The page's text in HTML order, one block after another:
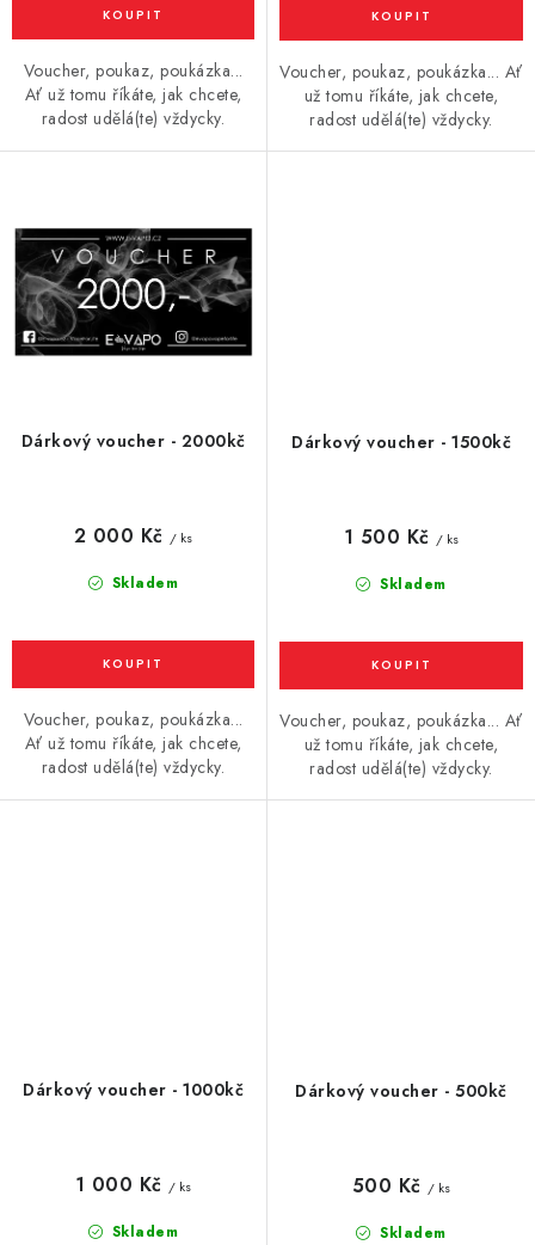
Kontakty
Prodejny Volná místa
Voucher, poukaz, poukázka...
Ať už tomu říkáte, jak chcete,
radost udělá(te) vždycky.
Voucher, poukaz, poukázka... Ať
už tomu říkáte, jak chcete,
radost udělá(te) vždycky.
Dárkový voucher - 2000kč
Skladem
2 000 Kč / ks
Voucher, poukaz, poukázka...
Ať už tomu říkáte, jak chcete,
radost udělá(te) vždycky.
Dárkový voucher - 1500kč
Skladem
1 500 Kč / ks
Voucher, poukaz, poukázka... Ať
už tomu říkáte, jak chcete,
radost udělá(te) vždycky.
Dárkový voucher - 1000kč
Skladem
1 000 Kč / ks
Dárkový voucher - 500kč
Skladem
500 Kč / ks